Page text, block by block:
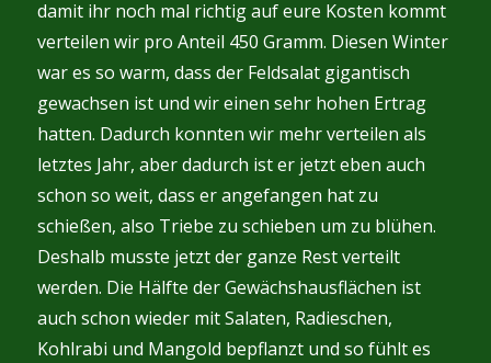
damit ihr noch mal richtig auf eure Kosten kommt
verteilen wir pro Anteil 450 Gramm. Diesen Winter
war es so warm, dass der Feldsalat gigantisch
gewachsen ist und wir einen sehr hohen Ertrag
hatten. Dadurch konnten wir mehr verteilen als
letztes Jahr, aber dadurch ist er jetzt eben auch
schon so weit, dass er angefangen hat zu
schießen, also Triebe zu schieben um zu blühen.
Deshalb musste jetzt der ganze Rest verteilt
werden. Die Hälfte der Gewächshausflächen ist
auch schon wieder mit Salaten, Radieschen,
Kohlrabi und Mangold bepflanzt und so fühlt es